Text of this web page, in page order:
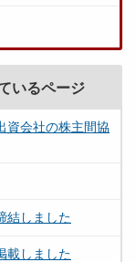
いるページ
資会社の株主間協
結しました
載しました